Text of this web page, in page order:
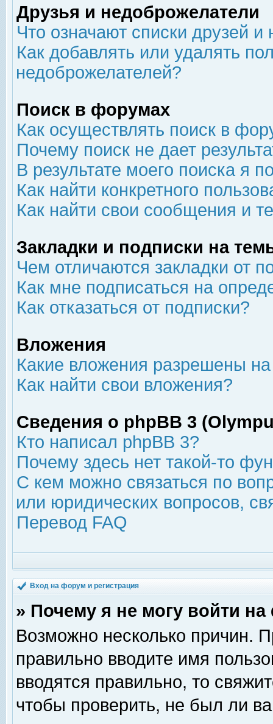
Друзья и недоброжелатели
Что означают списки друзей
Как добавлять или удалять
недоброжелателей?
Поиск в форумах
Как осуществлять поиск в
Почему поиск не дает
В результате моего поиска я
Как найти конкретного
Как найти свои сообщения и
Закладки и подписки на
Чем отличаются закладки от
Как мне подписаться на
Как отказаться от подписки?
Вложения
Какие вложения разрешены
Как найти свои вложения?
Сведения о phpBB 3
Кто написал phpBB 3?
Почему здесь нет такой-то
С кем можно связаться по
или юридических вопросов,
Перевод FAQ
Вход на форум и регистрация
» Почему я не могу войти
Возможно несколько причин.
правильно вводите имя
вводятся правильно, то
чтобы проверить, не был ли